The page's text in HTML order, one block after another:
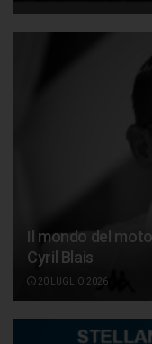
Il mondo del
Cyril Blais
20 LUGLIO 2026